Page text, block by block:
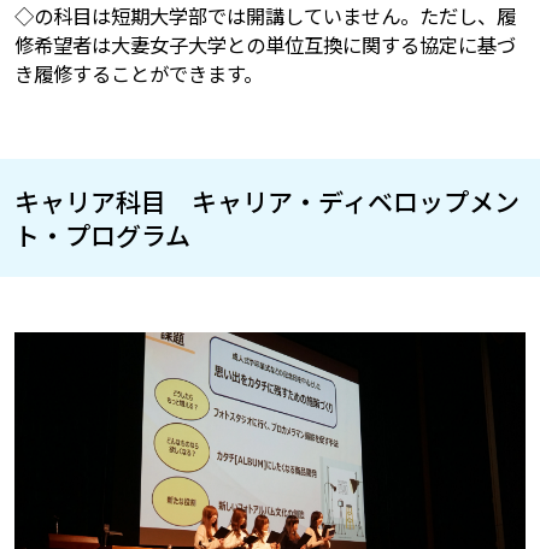
◇の科目は短期大学部では開講していません。ただし、履
修希望者は大妻女子大学との単位互換に関する協定に基づ
き履修することができます。
キャリア科目 キャリア・ディベロップメン
ト・プログラム